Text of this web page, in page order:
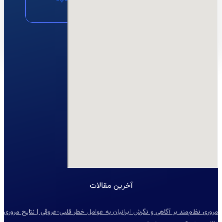
آخرین مقالات
مروری نظام‌مند بر آگاهی و نگرش ایرانیان به عوامل خطر قلبی-عروقی | نتایج مروری